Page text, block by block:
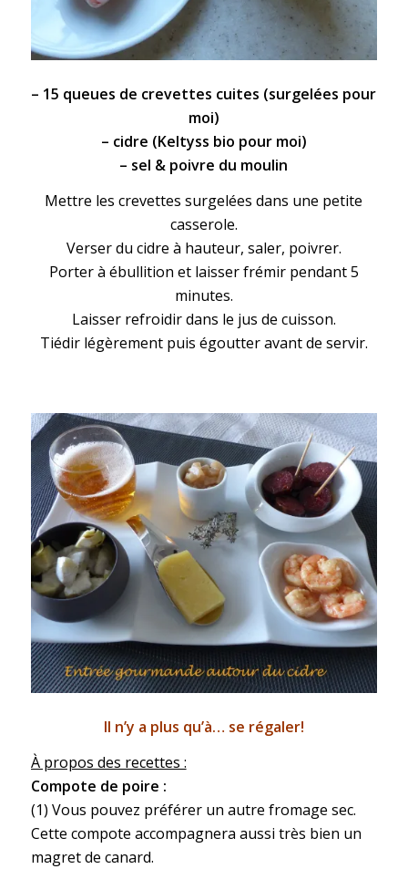
– 15 queues de crevettes cuites (surgelées pour
moi)
– cidre (Keltyss bio pour moi)
– sel & poivre du moulin
Mettre les crevettes surgelées dans une petite
casserole.
Verser du cidre à hauteur, saler, poivrer.
Porter à ébullition et laisser frémir pendant 5
minutes.
Laisser refroidir dans le jus de cuisson.
Tiédir légèrement puis égoutter avant de servir.
Il n’y a plus qu’à… se régaler!
À propos des recettes :
Compote de poire :
(1) Vous pouvez préférer un autre fromage sec.
Cette compote accompagnera aussi très bien un
magret de canard.